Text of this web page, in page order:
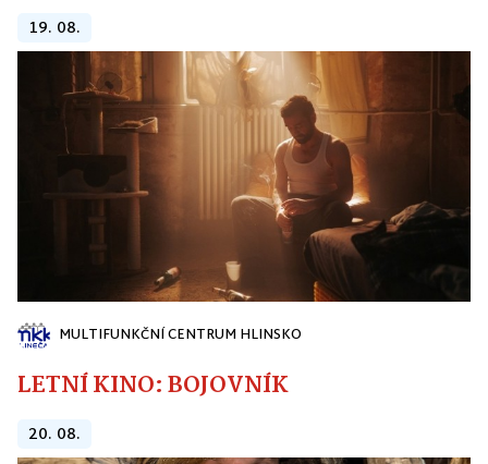
19. 08.
MULTIFUNKČNÍ CENTRUM HLINSKO
LETNÍ KINO: BOJOVNÍK
20. 08.